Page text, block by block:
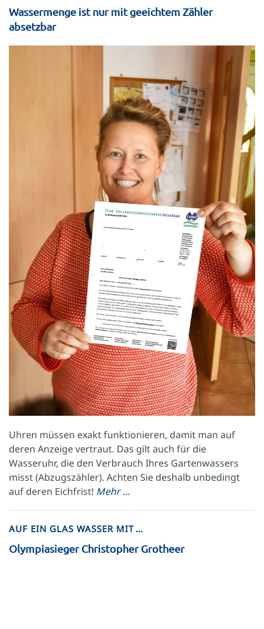
Wassermenge ist nur mit geeichtem Zähler
absetzbar
Uhren müssen exakt funktionieren, damit man auf
deren Anzeige vertraut. Das gilt auch für die
Wasseruhr, die den Verbrauch Ihres Gartenwassers
misst (Abzugszähler). Achten Sie deshalb unbedingt
auf deren Eichfrist! Mehr …
AUF EIN GLAS WASSER MIT …
Olympiasieger Christopher Grotheer